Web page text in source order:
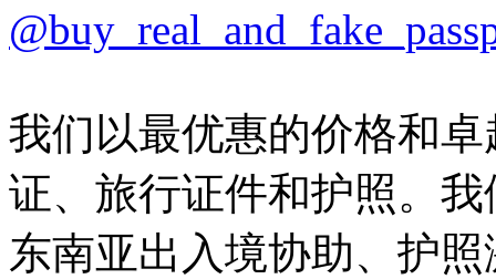
我们以最优惠的价格和
证、旅行证件和护照。
东南亚出入境协助、护